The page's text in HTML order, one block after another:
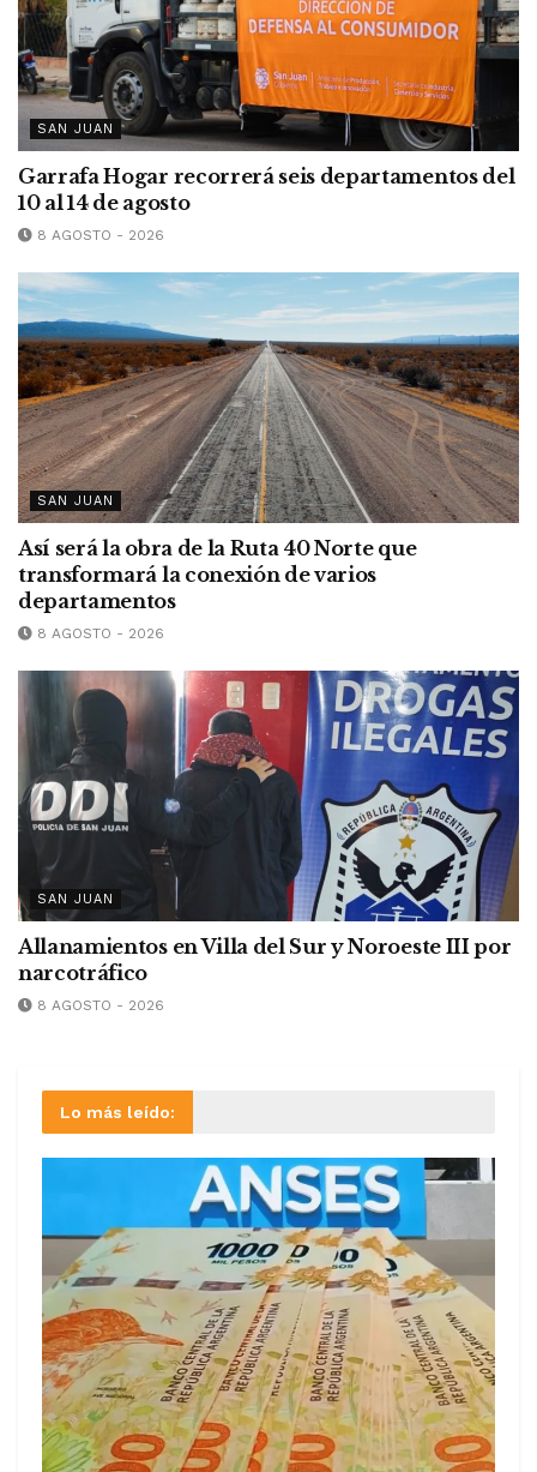
SAN JUAN
Garrafa Hogar recorrerá seis departamentos del
10 al 14 de agosto
8 AGOSTO - 2026
SAN JUAN
Así será la obra de la Ruta 40 Norte que
transformará la conexión de varios
departamentos
8 AGOSTO - 2026
SAN JUAN
Allanamientos en Villa del Sur y Noroeste III por
narcotráfico
8 AGOSTO - 2026
Lo más leído: